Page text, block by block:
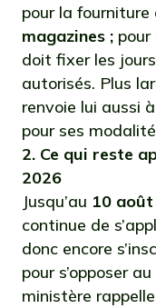
pour la fourniture
magazines ;
doit fixer les
autorisés. Plus
renvoie lui aussi
pour ses
2. Ce qui reste
2026
Jusqu’au 10
continue de
donc encore
pour s’opposer
ministère